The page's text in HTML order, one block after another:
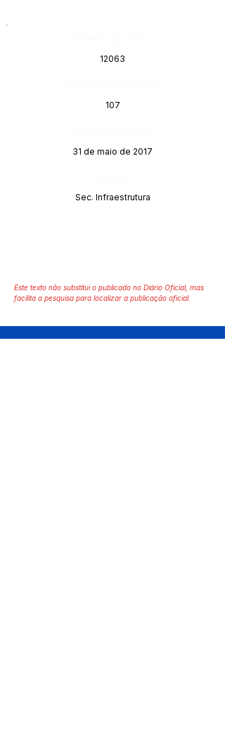
12063
107
31 de maio de 2017
Sec. Infraestrutura
Este texto não substitui o publicado no Diário Oficial, mas
facilita a pesquisa para localizar a publicação oficial.